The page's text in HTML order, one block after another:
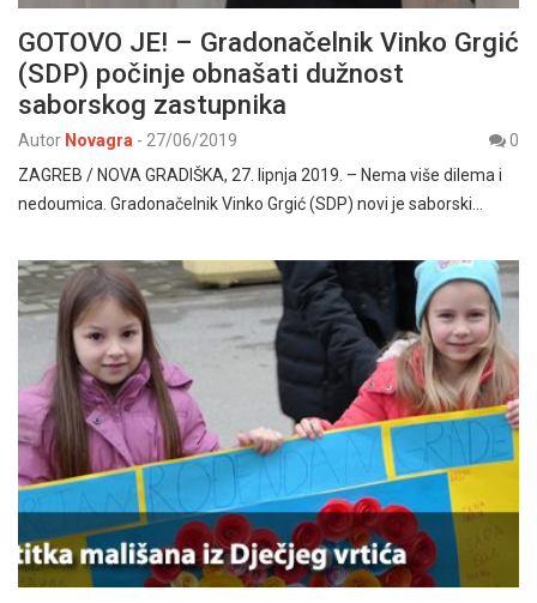
GOTOVO JE! – Gradonačelnik Vinko Grgić
(SDP) počinje obnašati dužnost
saborskog zastupnika
Autor Novagra - 27/06/2019
0
ZAGREB / NOVA GRADIŠKA, 27. lipnja 2019. – Nema više dilema i
nedoumica. Gradonačelnik Vinko Grgić (SDP) novi je saborski…